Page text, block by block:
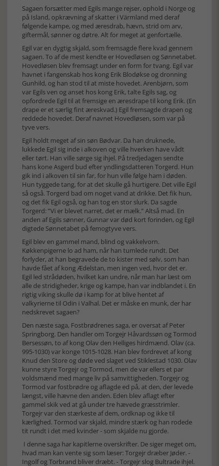
Sagaen forsætter med Egils mange rejser, ophold i Norge og
på Island, opkrævning af skatter i Värmland med deraf
følgende kampe, og med æresdrab, hævn, strid om arv,
giftermål, sønner og døtre. Alt for meget at genfortælle.
Egil var en dygtig skjald, som fremsagde flere kvad gennem
sagaen. To af de mest kendte er Hovedløsen og Sønnetabet.
Hovedløsen blev fremsagt under en form for tvang. Egil var
havnet i fangenskab hos kong Erik Blodøkse og dronning
Gunhild, og han stod til at miste hovedet. Arenbjørn, som
var Egils ven og anset hos kong Erik, talte Egils sag, og
opfordrede Egil til at fremsige en æresdrape til kong Erik. (En
drape er et særlig fint æreskvad.) Egil fremsagde drapen og
reddede hovedet. Deraf navnet Hovedløsen, som var på
tyve vers.
Egil holdt meget af sin søn Bødvar. Da han druknede,
lukkede Egil sig inde i alkoven og ville hverken have vådt
eller tørt. Han ville sørge sig ihjel. På tredjedagen sendte
hans kone Asgerd bud efter yndlingsdatteren Torgerd. Hun
gik ind i alkoven til sin far, for hun ville følge ham i døden.
Hun tyggede tang, for at det skulle gå hurtigere. Det ville Egil
så også. Torgerd bad om noget vand at drikke. Det fik hun,
og det fik Egil også, og han tog en stor slurk. Da sagde
Torgerd: ”Vi er blevet narret, det er mælk.” Altså mad. En
anden af Egils sønner, Gunnar var død kort forinden, og Egil
digtede Sønnetabet på femogtyve vers.
Egil blev en gammel mand, blind og vakkelvorn.
Køkkenpigerne lo ad ham, når han tumlede rundt. Det
forlyder, at han begravede de to kister med sølv, som han
havde fået af kong Ædelstan, men ingen ved, hvor det er.
Egil led strådøden, hvilket kan undre, når man har læst om
alle de stridigheder, krige og kampe, han var indblandet i. En
rigtig viking skulle dø i kamp for at blive hentet af
valkyrierne til Odin i Valhal. Det er måske en munk, der har
nedskrevet sagaen?
Den næste saga, Fostbrødrenes saga, er oversat af Peter
Springborg. Den handler om Torgejr Håvardssøn og Tormod
Bersessøn, to af kong Olav den Helliges hirdmænd. Olav (ca.
995-1030) var konge 1015-1028. Han blev fordrevet af kong
Knud den Store og døde ved slaget ved Stiklestad 1030. Olav
kunne styre Torgejr og Tormod, men de var ellers et par
voldsmænd med mange liv på samvittigheden. Torgejr og
Tormod var fostbrødre og aflagde ed på, at den, der levede
længst, ville hævne den anden. Eden blev aflagt efter
gammel skik ved at gå under tre hævede græsstrimler.
Torgejr var den stærkeste af dem, ordknap og ikke til
kærlighed. Tormod var skjald, mindre stærk og han rodede
tit rundt i det med kvinder - som skjalde nu gjorde.
I denne saga har kapitlerne overskrifter. De siger meget om,
hvad man kan vente sig som læser: Torgejr dræber Jøder. -
Ingolf og Torbrand bliver dræbt. - Torgejr slog Bultrade ihjel.